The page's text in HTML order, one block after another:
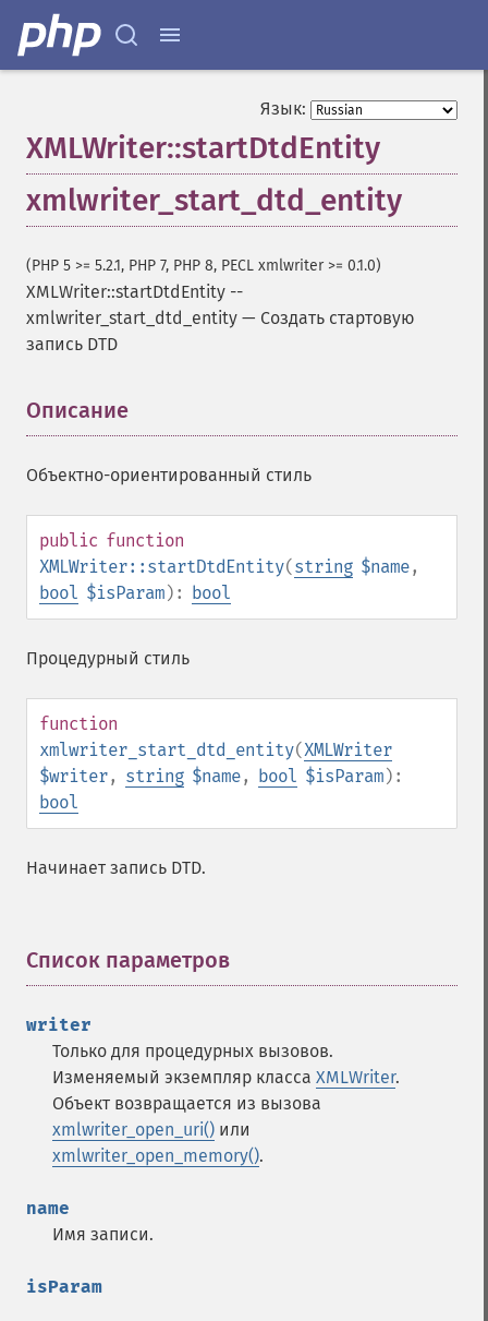
Язык:
XMLWriter::startDtdEntity
xmlwriter_start_dtd_entity
(PHP 5 >= 5.2.1, PHP 7, PHP 8, PECL xmlwriter >= 0.1.0)
XMLWriter::startDtdEntity --
xmlwriter_start_dtd_entity — Создать стартовую
запись DTD
Описание
Объектно-ориентированный стиль
public function
XMLWriter::startDtdEntity(string $name,
bool $isParam): bool
Процедурный стиль
function
xmlwriter_start_dtd_entity(XMLWriter
$writer, string $name, bool $isParam):
bool
Начинает запись DTD.
Список параметров
writer
Только для процедурных вызовов.
Изменяемый экземпляр класса XMLWriter.
Объект возвращается из вызова
xmlwriter_open_uri() или
xmlwriter_open_memory().
name
Имя записи.
isParam